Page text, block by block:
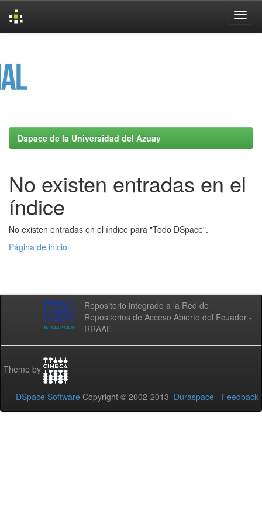
Dspace de la Universidad del Azuay
No existen entradas en el
índice
No existen entradas en el índice para "Todo DSpace".
Página de inicio
Repositorio integrado a la Red de
Repositorios de Acceso Abierto del Ecuador -
RRAAE
Theme by
DSpace Software Copyright © 2002-2013 Duraspace - Feedback